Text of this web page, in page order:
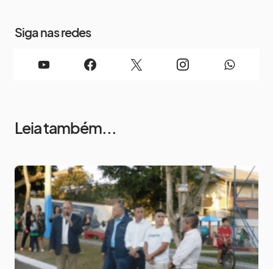
Siga nas redes
Leia também...